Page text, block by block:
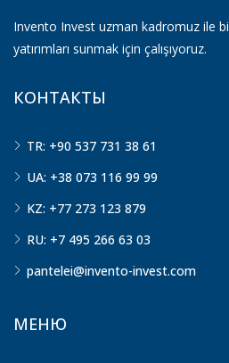
Invento Invest uzman kadromuz ile
yatırımları sunmak için çalışıyoruz.
КОНТАКТЫ
TR: +90 537 731 38 61
UA: +38 073 116 99 99
KZ: +77 273 123 879
RU: +7 495 266 63 03
pantelei@invento-invest.com
МЕНЮ